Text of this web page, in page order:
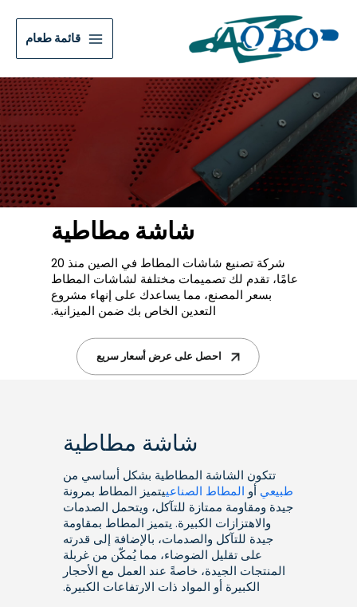
قائمة طعام
شاشة مطاطية
شركة تصنيع شاشات المطاط في الصين منذ 20
عامًا، تقدم لك تصميمات مختلفة لشاشات المطاط
بسعر المصنع، مما يساعدك على إنهاء مشروع
التعدين الخاص بك ضمن الميزانية.
احصل على عرض أسعار سريع
شاشة مطاطية
تتكون الشاشة المطاطية بشكل أساسي من
طبيعي أو المطاط الصناعييتميز المطاط بمرونة
جيدة ومقاومة ممتازة للتآكل، ويتحمل الصدمات
والاهتزازات الكبيرة. يتميز المطاط بمقاومة
جيدة للتآكل والصدمات، بالإضافة إلى قدرته
على تقليل الضوضاء، مما يُمكّن من غربلة
المنتجات الجيدة، خاصةً عند العمل مع الأحجار
الكبيرة أو المواد ذات الارتفاعات الكبيرة.